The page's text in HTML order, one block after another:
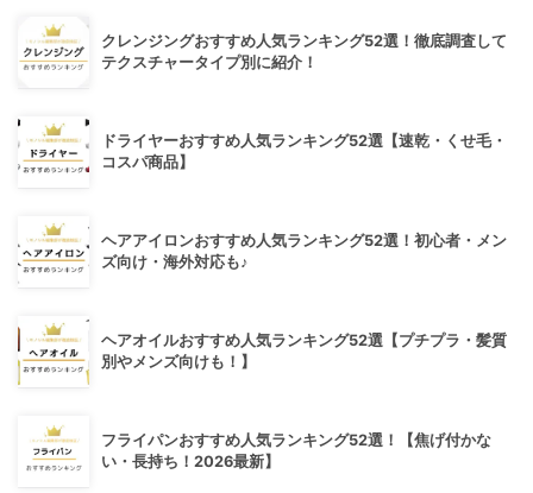
クレンジングおすすめ人気ランキング52選！徹底調査して
テクスチャータイプ別に紹介！
ドライヤーおすすめ人気ランキング52選【速乾・くせ毛・
コスパ商品】
ヘアアイロンおすすめ人気ランキング52選！初心者・メン
ズ向け・海外対応も♪
ヘアオイルおすすめ人気ランキング52選【プチプラ・髪質
別やメンズ向けも！】
フライパンおすすめ人気ランキング52選！【焦げ付かな
い・長持ち！2026最新】